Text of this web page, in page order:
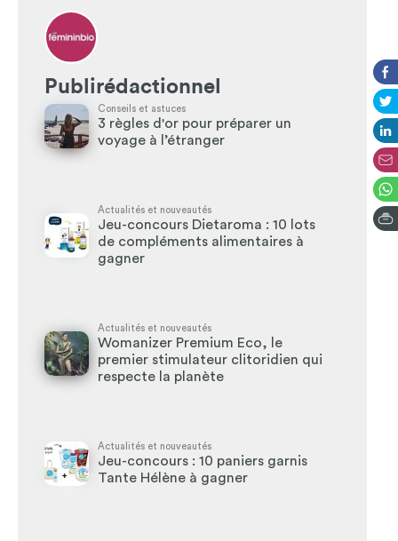
Publirédactionnel
Conseils et astuces
3 règles d'or pour préparer un
voyage à l’étranger
Actualités et nouveautés
Jeu-concours Dietaroma : 10 lots
de compléments alimentaires à
gagner
Actualités et nouveautés
Womanizer Premium Eco, le
premier stimulateur clitoridien qui
respecte la planète
Actualités et nouveautés
Jeu-concours : 10 paniers garnis
Tante Hélène à gagner